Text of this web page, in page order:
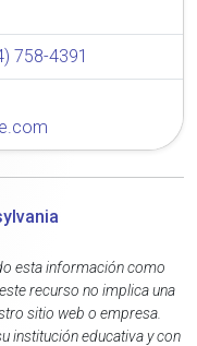
758-4391
esta información como
recurso no implica una
sitio web o empresa.
institución educativa y con